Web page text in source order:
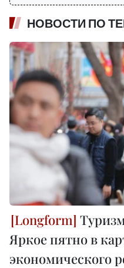
НОВОСТИ ПО
Яркое пятно в
экономического